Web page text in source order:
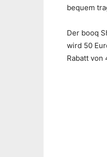
bequem
Der booq
wird 50
Rabatt von